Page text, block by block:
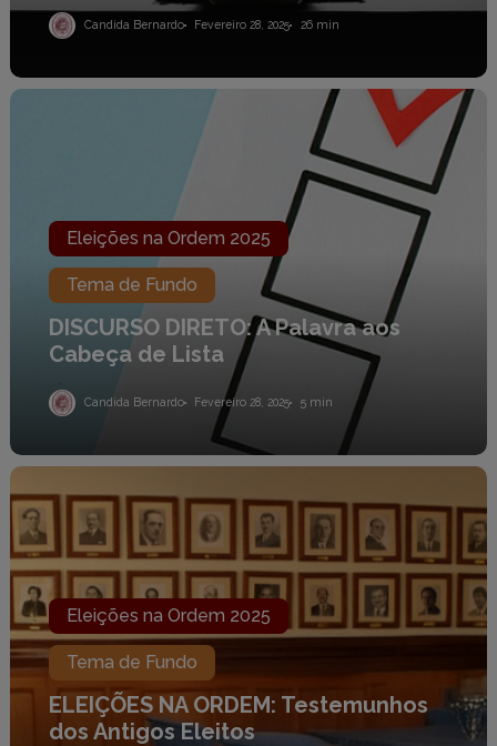
Candida Bernardo Fevereiro 28, 2025 26 min
DISCURSO
Eleições na Ordem 2025
Tema de Fundo
DISCURSO DIRETO: A Palavra aos
Cabeça de Lista
Candida Bernardo Fevereiro 28, 2025 5 min
ELEIÇÕES
NA
ORDEM:
Testemunhos
dos
Antigos
Eleitos
Eleições na Ordem 2025
Tema de Fundo
ELEIÇÕES NA ORDEM: Testemunhos
dos Antigos Eleitos